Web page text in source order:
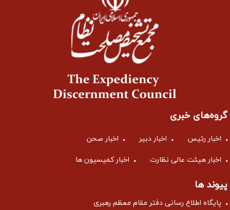
گروه‌های خبری
اخبار رئیس اخبار دبیر اخبار صحن
اخبار هیئت عالی نظارت اخبار کمیسیون ها
پیوند ها
پایگاه اطلاع رسانی دفتر مقام معظم رهبری